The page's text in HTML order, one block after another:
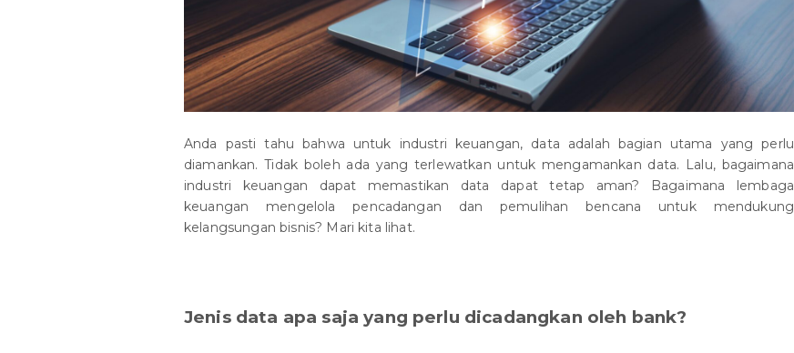
Anda pasti tahu bahwa untuk industri keuangan, data adalah bagian utama yang perlu
diamankan. Tidak boleh ada yang terlewatkan untuk mengamankan data. Lalu, bagaimana
industri keuangan dapat memastikan data dapat tetap aman? Bagaimana lembaga
keuangan mengelola pencadangan dan pemulihan bencana untuk mendukung
kelangsungan bisnis? Mari kita lihat.
Jenis data apa saja yang perlu dicadangkan oleh bank?